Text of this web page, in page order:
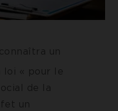
un
« pour le
de la
un